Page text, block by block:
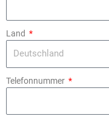
Land
Telefonnummer